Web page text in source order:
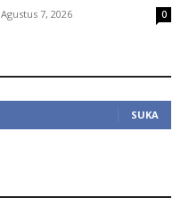
Agustus 7, 2026 0
SUKA